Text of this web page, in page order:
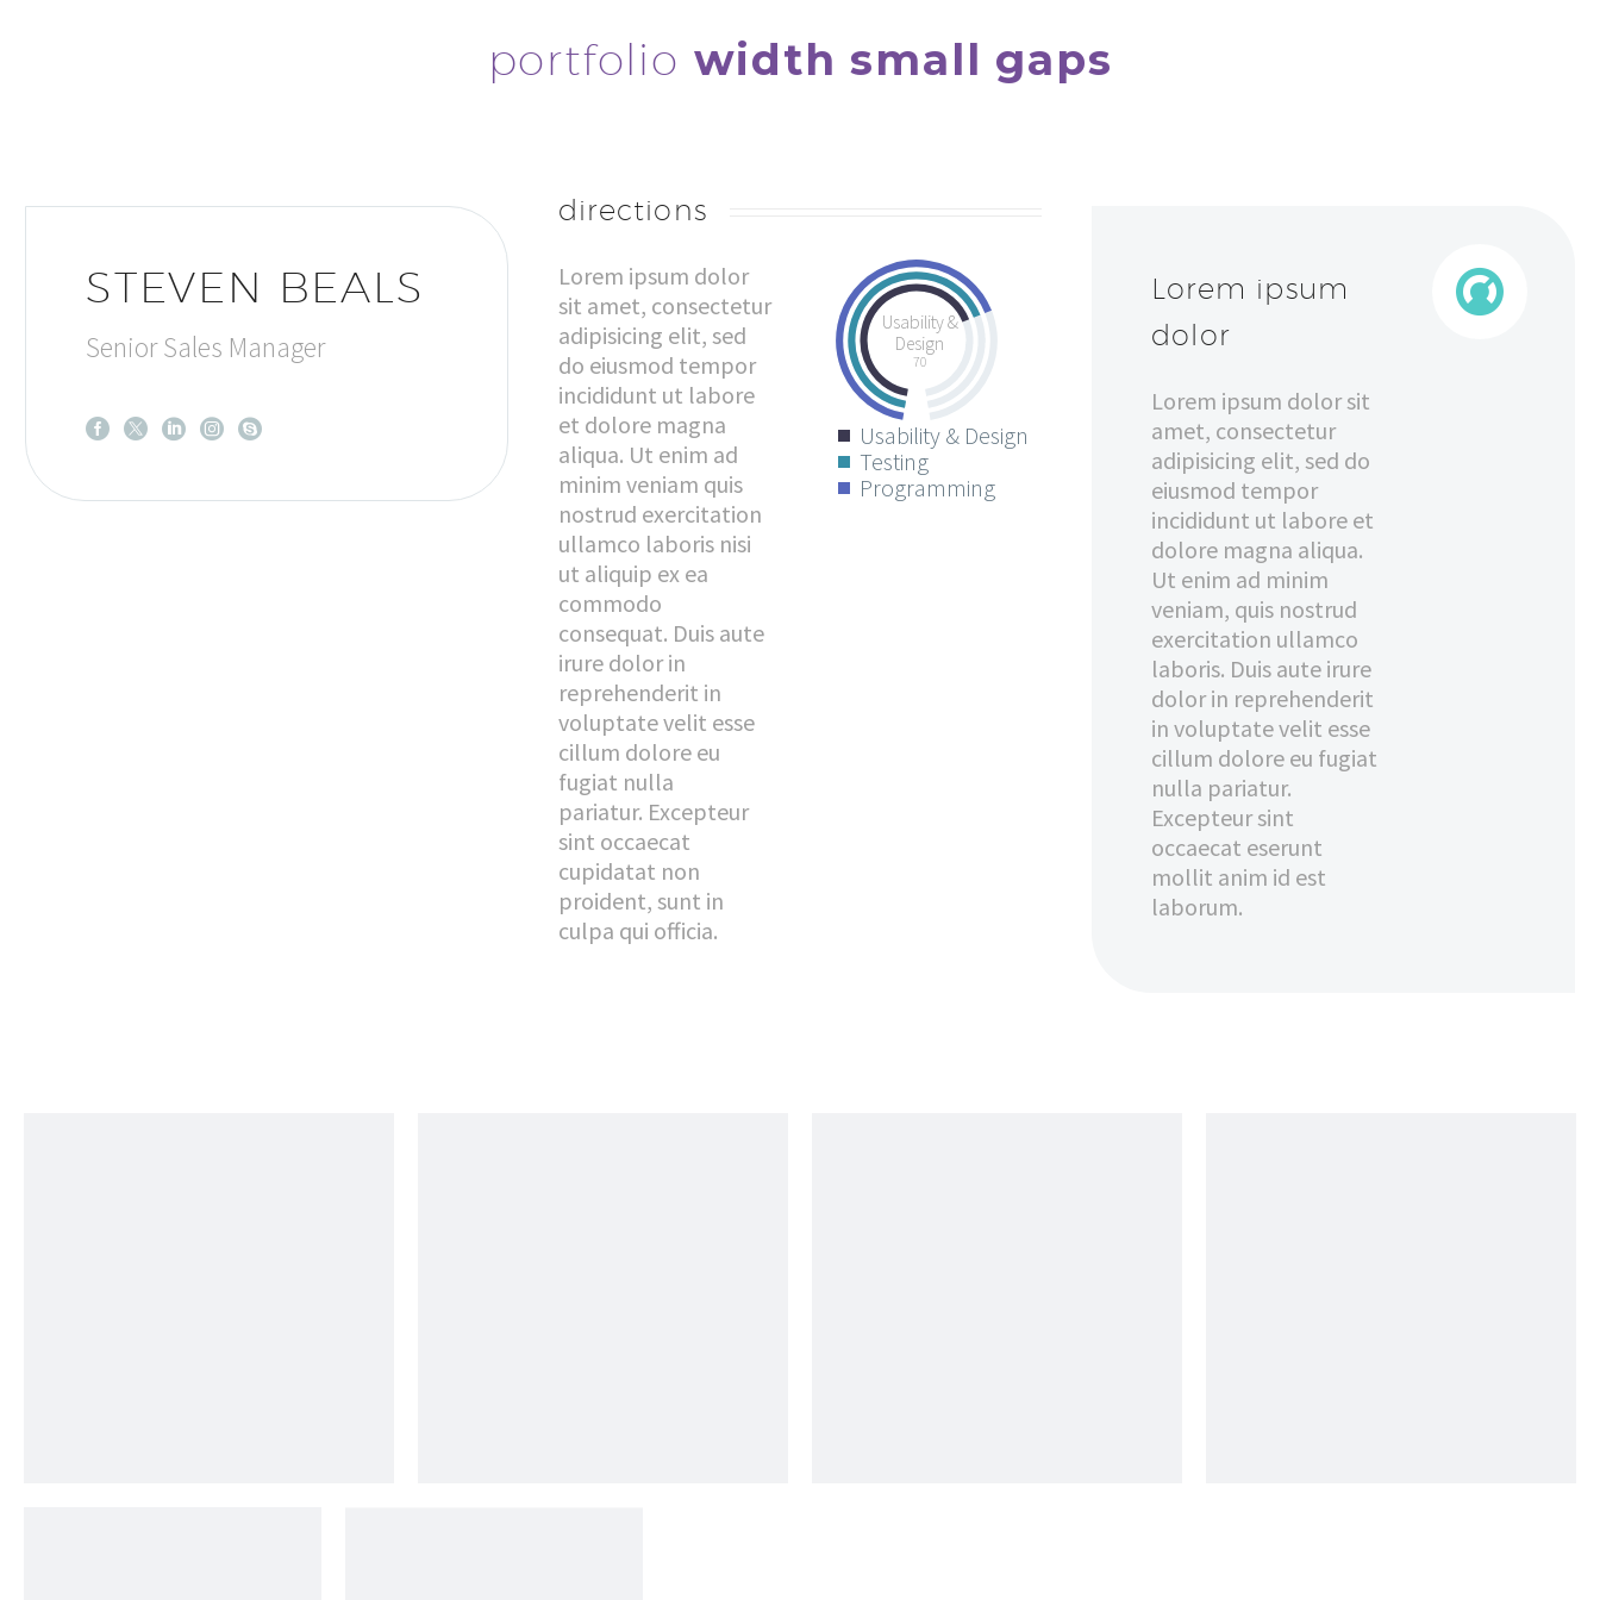
portfolio width small gaps
STEVEN BEALS
Senior Sales Manager
directions
Lorem ipsum dolor
sit amet, consectetur
adipisicing elit, sed
do eiusmod tempor
incididunt ut labore
et dolore magna
aliqua. Ut enim ad
minim veniam quis
nostrud exercitation
ullamco laboris nisi
ut aliquip ex ea
commodo
consequat. Duis aute
irure dolor in
reprehenderit in
voluptate velit esse
cillum dolore eu
fugiat nulla
pariatur. Excepteur
sint occaecat
cupidatat non
proident, sunt in
culpa qui officia.
Usability &
Design
70
Usability & Design
Testing
Programming


Lorem ipsum
dolor
Lorem ipsum dolor sit
amet, consectetur
adipisicing elit, sed do
eiusmod tempor
incididunt ut labore et
dolore magna aliqua.
Ut enim ad minim
veniam, quis nostrud
exercitation ullamco
laboris. Duis aute irure
dolor in reprehenderit
in voluptate velit esse
cillum dolore eu fugiat
nulla pariatur.
Excepteur sint
occaecat eserunt
mollit anim id est
laborum.